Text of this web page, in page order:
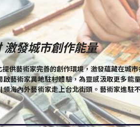
激發城市創作能量
供藝術家完善的創作環境，激發蘊藏在城
啟藝術家異地駐村體驗，為靈感汲取更多能
領海內外藝術家走上台北街頭。藝術家進駐